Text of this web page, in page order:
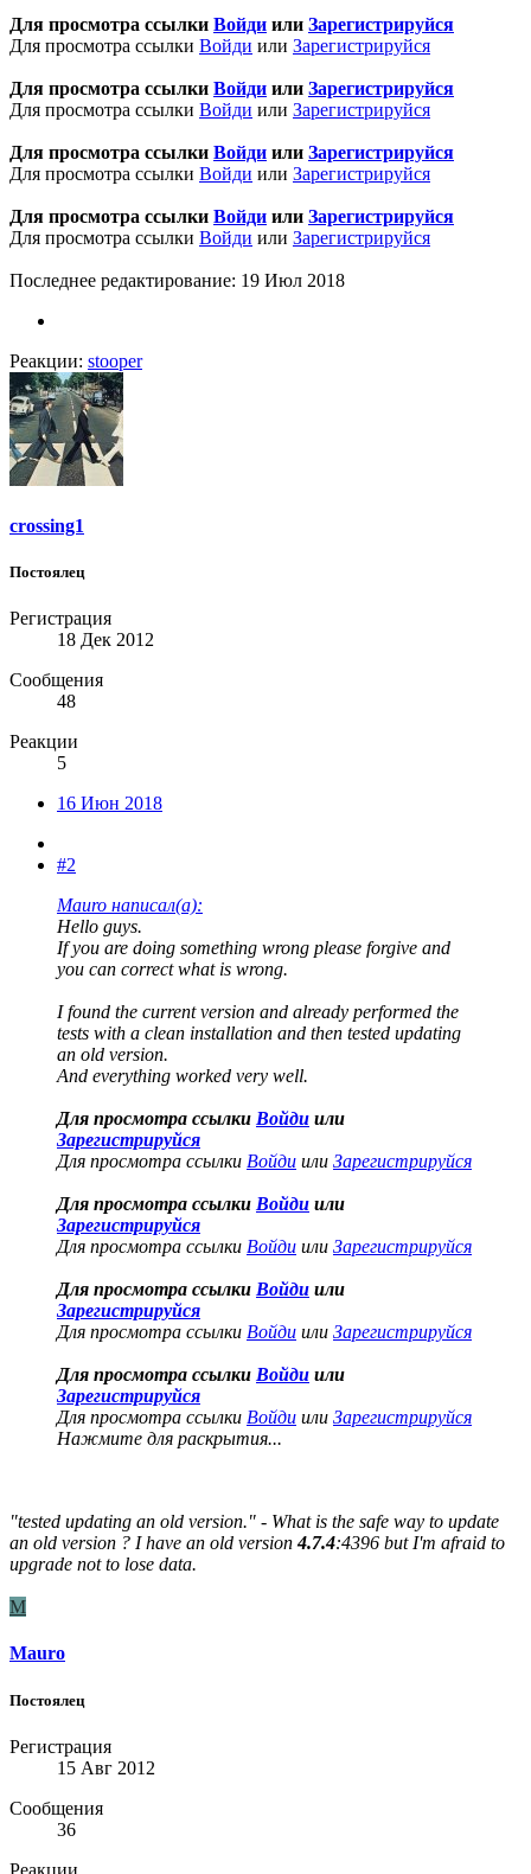
Для просмотра ссылки Войди или Зарегистрируйся
Для просмотра ссылки Войди или Зарегистрируйся
Для просмотра ссылки Войди или Зарегистрируйся
Для просмотра ссылки Войди или Зарегистрируйся
Для просмотра ссылки Войди или Зарегистрируйся
Для просмотра ссылки Войди или Зарегистрируйся
Для просмотра ссылки Войди или Зарегистрируйся
Для просмотра ссылки Войди или Зарегистрируйся
Последнее редактирование: 19 Июл 2018
Реакции: stooper
crossing1
Постоялец
Регистрация
18 Дек 2012
Сообщения
48
Реакции
5
16 Июн 2018
#2
Mauro написал(а):
Hello guys.
If you are doing something wrong please forgive and
you can correct what is wrong.
I found the current version and already performed the
tests with a clean installation and then tested updating
an old version.
And everything worked very well.
Для просмотра ссылки Войди или
Зарегистрируйся
Для просмотра ссылки Войди или Зарегистрируйся
Для просмотра ссылки Войди или
Зарегистрируйся
Для просмотра ссылки Войди или Зарегистрируйся
Для просмотра ссылки Войди или
Зарегистрируйся
Для просмотра ссылки Войди или Зарегистрируйся
Для просмотра ссылки Войди или
Зарегистрируйся
Для просмотра ссылки Войди или Зарегистрируйся
Нажмите для раскрытия...
"tested updating an old version." - What is the safe way to update
an old version ? I have an old version4.7.4:4396 but I'm afraid to
upgrade not to lose data.
M
Mauro
Постоялец
Регистрация
15 Авг 2012
Сообщения
36
Реакции